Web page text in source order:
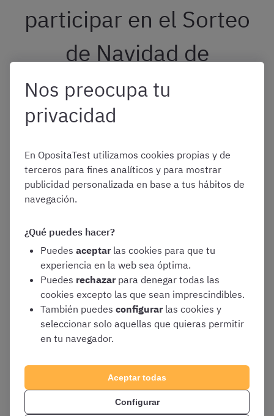
participar en el Sorteo
de Navidad de
OpositaTest?
siguientes, recibiréis un número de participaciones.
Tener una suscripción activa en OpositaTest
Completar vuestro perfil en OpositaTest
participaciones
Activar 1 o más intereses de oposiciones en
OpositaTest– 5 participaciones
Hacer test entre los días 18 y 21 de
diciembre de 2023– 5 participaciones
Haberos inscrito en la web de la campaña
Participar en redes sociales con
#cestadenavidad y mencionando a
opocompis – 1 participación en las
Nos preocupa tu
privacidad
En OpositaTest utilizamos cookies propias y de
terceros para fines analíticos y para mostrar
publicidad personalizada en base a tus hábitos de
navegación.
¿Qué puedes hacer?
Puedes aceptar las cookies para que tu
experiencia en la web sea óptima.
Puedes rechazar para denegar todas las
cookies excepto las que sean imprescindibles.
También puedes configurar las cookies y
seleccionar solo aquellas que quieras permitir
en tu navegador.
Aceptar todas
Configurar